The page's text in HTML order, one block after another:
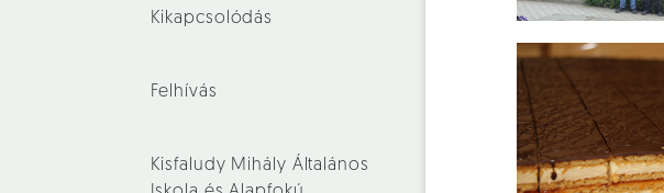
Kikapcsolódás
Felhívás
Kisfaludy Mihály Általános